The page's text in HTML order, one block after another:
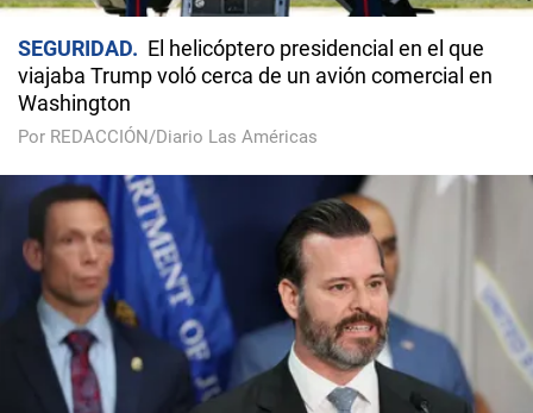
SEGURIDAD
El helicóptero presidencial en el que
viajaba Trump voló cerca de un avión comercial en
Washington
Por REDACCIÓN/Diario Las Américas